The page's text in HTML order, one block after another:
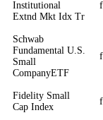
Institutional
Extnd Mkt Idx Tr
Schwab
Fundamental U.S.
Small
CompanyETF
Fidelity Small
Cap Index